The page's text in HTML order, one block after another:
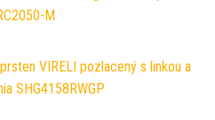
M
VIRELI pozlacený s linkou a
SHG4158RWGP